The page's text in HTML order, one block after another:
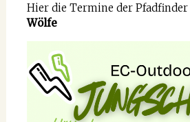
Hier die Termine der Pfadfinder
Wölfe